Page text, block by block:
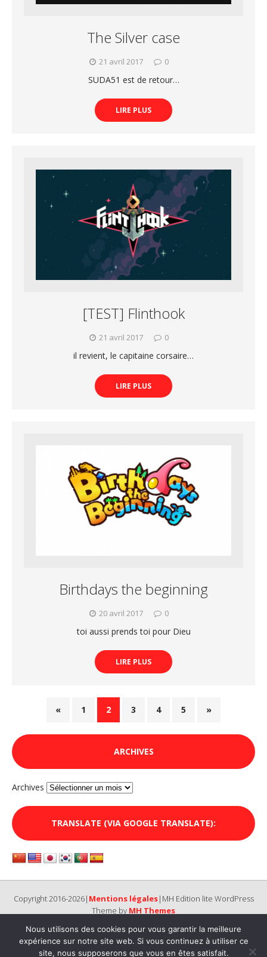
The Silver case
21 avril 2017 0
SUDA51 est de retour…
LIRE PLUS
[TEST] Flinthook
21 avril 2017 0
il revient, le capitaine corsaire…
LIRE PLUS
Birthdays the beginning
20 avril 2017 0
toi aussi prends toi pour Dieu
LIRE PLUS
« 1 2 3 4 5 »
ARCHIVES
Archives
TRANSLATE (VIA GOOGLE TRANSLATE):
Copyright 2016-2026| Mentions légales|MH Edition lite WordPress
Theme by MH Themes
Nous utilisons des cookies pour vous garantir la meilleure
expérience sur notre site web. Si vous continuez à utiliser ce
site, nous supposerons que vous en êtes satisfait.